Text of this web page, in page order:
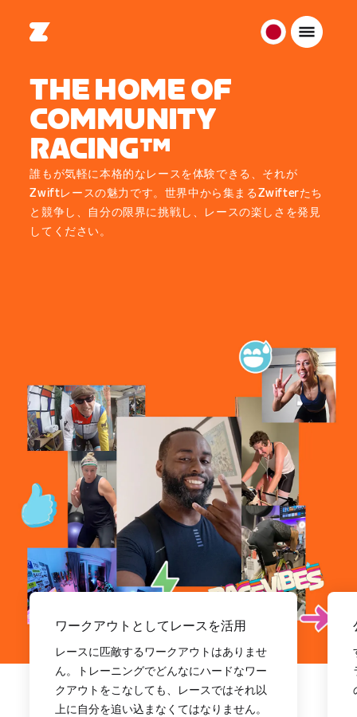
日
THE HOME OF
COMMUNITY
RACING™
誰もが気軽に本格的なレースを体験できる、それが
Zwiftレースの魅力です。世界中から集まるZwifterたち
と競争し、自分の限界に挑戦し、レースの楽しさを発見
してください。
ワークアウトとしてレースを活用
レースに匹敵するワークアウトはありませ
ん。トレーニングでどんなにハードなワー
クアウトをこなしても、レースではそれ以
上に自分を追い込まなくてはなりません。